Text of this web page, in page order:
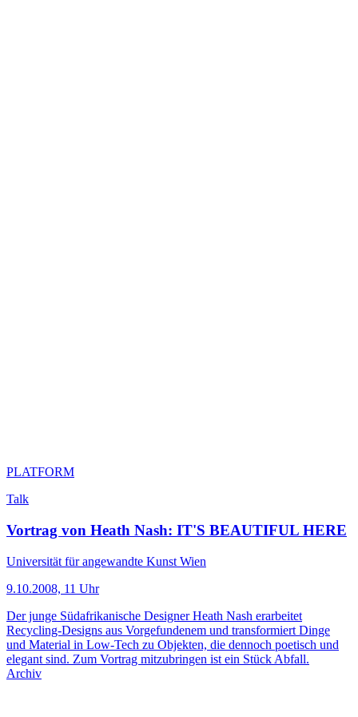
PLATFORM
Talk
Vortrag von Heath Nash: IT'S BEAUTIFUL HERE
Universität für angewandte Kunst Wien
9.10.2008, 11 Uhr
Der junge Südafrikanische Designer Heath Nash erarbeitet
Recycling-Designs aus Vorgefundenem und transformiert Dinge
und Material in Low-Tech zu Objekten, die dennoch poetisch und
elegant sind. Zum Vortrag mitzubringen ist ein Stück Abfall.
Archiv